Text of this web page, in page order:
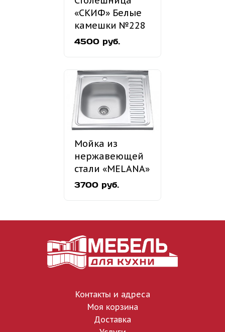
«СКИФ» Белые
камешки №228
4500 руб.
Мойка из
нержавеющей
стали «MELANA»
MLN-6060
3700 руб.
Контакты и адреса
Моя корзина
Доставка